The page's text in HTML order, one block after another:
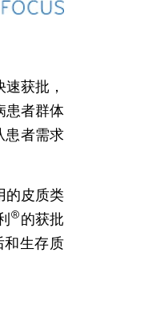
获批，
患者群体
患者需求
的皮质类
®的获批
和生存质